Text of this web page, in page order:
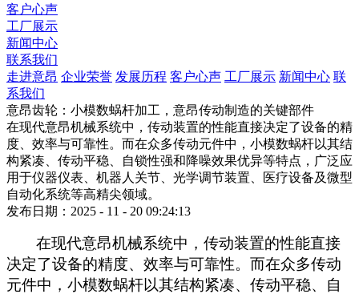
客户心声
工厂展示
新闻中心
联系我们
走进意昂 企业荣誉 发展历程 客户心声 工厂展示 新闻中心 联
系我们
意昂齿轮：小模数蜗杆加工，意昂传动制造的关键部件
在现代意昂机械系统中，传动装置的性能直接决定了设备的精
度、效率与可靠性。而在众多传动元件中，小模数蜗杆以其结
构紧凑、传动平稳、自锁性强和降噪效果优异等特点，广泛应
用于仪器仪表、机器人关节、光学调节装置、医疗设备及微型
自动化系统等高精尖领域。
发布日期：2025 - 11 - 20 09:24:13
在现代意昂机械系统中，传动装置的性能直接
决定了设备的精度、效率与可靠性。而在众多传动
元件中，小模数蜗杆以其结构紧凑、传动平稳、自